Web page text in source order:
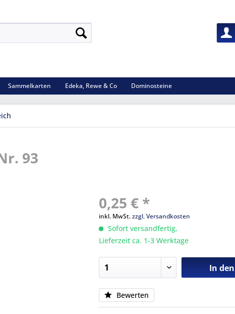
Sammelkarten Edeka, Rewe & Co Dominosteine
93
0,25 € *
inkl. MwSt.zzgl. Versandkosten
Sofort versandfertig,
Lieferzeit ca. 1-3 Werktage
In den
Bewerten